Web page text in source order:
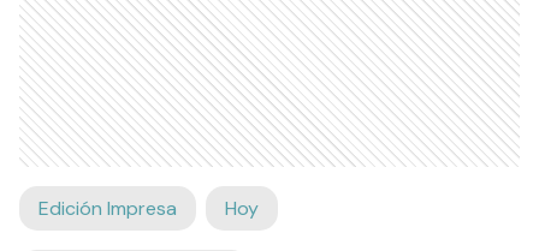
Edición Impresa Hoy